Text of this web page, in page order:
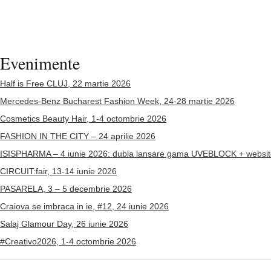
Evenimente
Half is Free CLUJ, 22 martie 2026
Mercedes-Benz Bucharest Fashion Week, 24-28 martie 2026
Cosmetics Beauty Hair, 1-4 octombrie 2026
FASHION IN THE CITY – 24 aprilie 2026
ISISPHARMA – 4 iunie 2026: dubla lansare gama UVEBLOCK +
CIRCUIT:fair, 13-14 iunie 2026
PASARELA, 3 – 5 decembrie 2026
Craiova se imbraca in ie, #12, 24 iunie 2026
Salaj Glamour Day, 26 iunie 2026
#Creativo2026, 1-4 octombrie 2026